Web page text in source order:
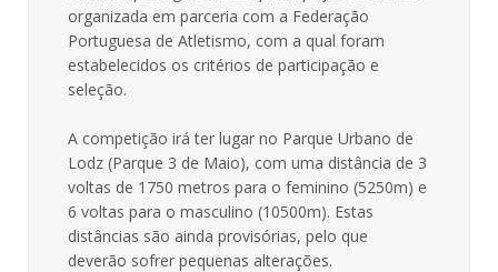
organizada em parceria com a Federação
Portuguesa de Atletismo, com a qual foram
estabelecidos os critérios de participação e
seleção.
A competição irá ter lugar no Parque Urbano de
Lodz (Parque 3 de Maio), com uma distância de 3
voltas de 1750 metros para o feminino (5250m) e
6 voltas para o masculino (10500m). Estas
distâncias são ainda provisórias, pelo que
deverão sofrer pequenas alterações.